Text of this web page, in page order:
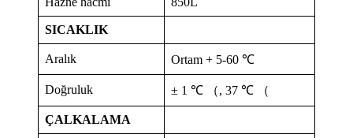
SICAKLIK
Aralık Ortam + 5-60 ℃
Doğruluk ± 1 ℃ （, 37 ℃ （
ÇALKALAMA